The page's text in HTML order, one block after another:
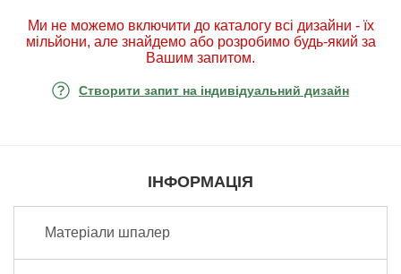
Ми не можемо включити до каталогу всі дизайни - їх
мільйони, але знайдемо або розробимо будь-який за
Вашим запитом.
Створити запит на індивідуальний дизайн
ІНФОРМАЦІЯ
Матеріали шпалер